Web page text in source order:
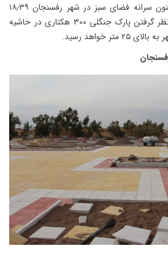
ابوطالبی با بیان اینکه هم اکنون سرانه فضای سبز در شهر رفسنجان ۱۸٫۳۹
است، خاطرنشان کرد: با در نظر گرفتن پارک جنگلی ۳۰۰ هکتاری در حاشیه
خواهد رسید.